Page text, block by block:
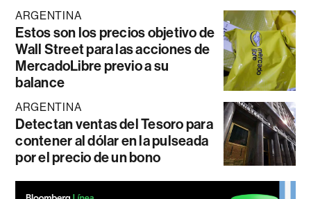
ARGENTINA
Estos son los precios objetivo de
Wall Street para las acciones de
MercadoLibre previo a su
balance
ARGENTINA
Detectan ventas del Tesoro para
contener al dólar en la pulseada
por el precio de un bono